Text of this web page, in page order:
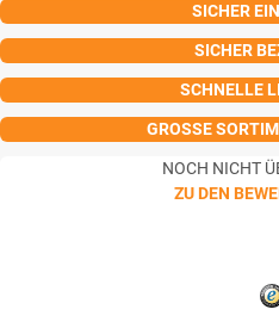
SICHER
SICHER
SCHNELLE
GROSSE
NOCH NICHT
ZU DEN